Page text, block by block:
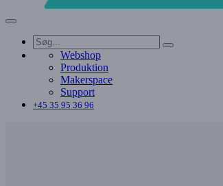
Webshop
Produktion
Makerspace
Support
+45 35 95 36 96